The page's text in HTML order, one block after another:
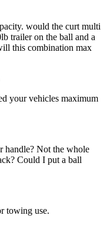
would the curt multi
trailer on the ball and a
this combination max
your vehicles maximum
handle? Not the whole
Could I put a ball
towing use.